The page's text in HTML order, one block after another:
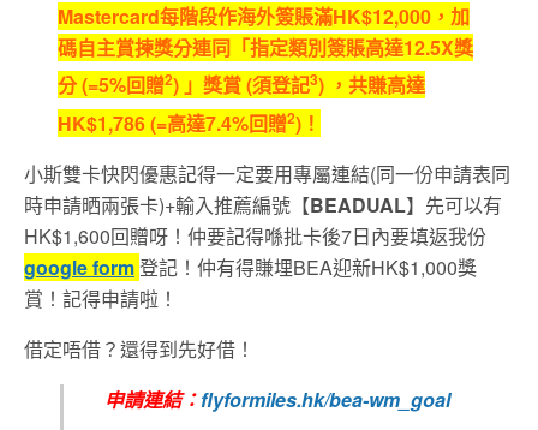
Mastercard每階段作海外簽賬滿HK$12,000，加
碼自主賞揀獎分連同「指定類別簽賬高達12.5X獎
分 (=5%回贈2) 」獎賞 (須登記3) ，共賺高達
HK$1,786 (=高達7.4%回贈2)！
小斯雙卡快閃優惠記得一定要用專屬連結(同一份申請表同
時申請晒兩張卡)+輸入推薦編號【BEADUAL】先可以有
HK$1,600回贈呀！仲要記得喺批卡後7日內要填返我份
google form登記！仲有得賺埋BEA迎新HK$1,000獎
賞！記得申請啦！
借定唔借？還得到先好借！
申請連結：flyformiles.hk/bea-wm_goal